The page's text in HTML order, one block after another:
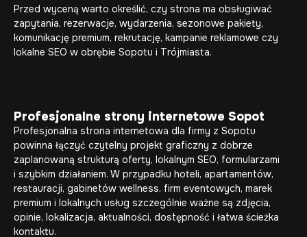
Przed wyceną warto określić, czy strona ma obsługiwać
zapytania, rezerwacje, wydarzenia, sezonowe pakiety,
komunikację premium, rekrutację, kampanie reklamowe czy
lokalne SEO w obrębie Sopotu i Trójmiasta.
Profesjonalne strony internetowe Sopot
Profesjonalna strona internetowa dla firmy z Sopotu
powinna łączyć czytelny projekt graficzny z dobrze
zaplanowaną strukturą oferty, lokalnym SEO, formularzami
i szybkim działaniem. W przypadku hoteli, apartamentów,
restauracji, gabinetów wellness, firm eventowych, marek
premium i lokalnych usług szczególnie ważne są zdjęcia,
opinie, lokalizacja, aktualności, dostępność i łatwa ścieżka
kontaktu.